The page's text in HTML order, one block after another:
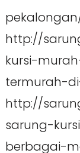
http://
kursi-
termurah-
http://
sarung-
berbagai-